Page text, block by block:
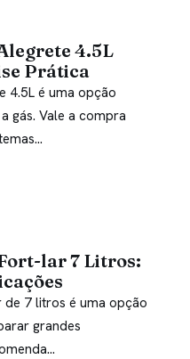
4.5L
Prática
4.5L é uma opção
gás. Vale a compra
lar 7 Litros:
de 7 litros é uma opção
grandes